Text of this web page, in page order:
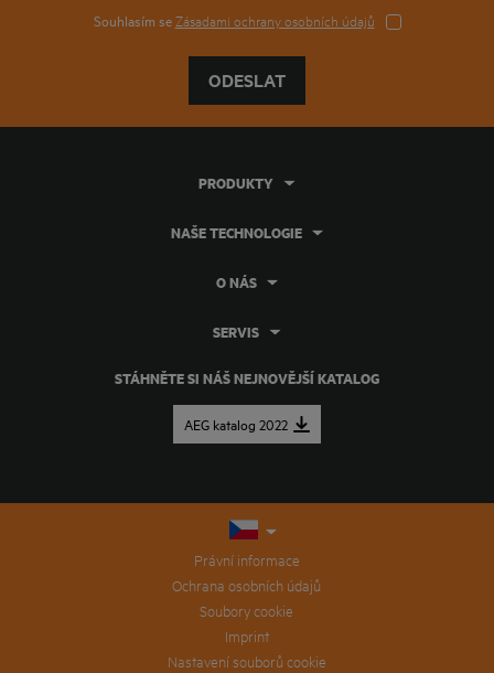
Souhlasím seZásadami ochrany osobních údajů
ODESLAT
STÁHNĚTE SI NÁŠ NEJNOVĚJŠÍ KATALOG
AEG katalog 2022
PRODUKTY
NAŠE TECHNOLOGIE
O NÁS
SERVIS
Právní informace
Ochrana osobních údajů
Soubory cookie
Imprint
Nastavení souborů cookie